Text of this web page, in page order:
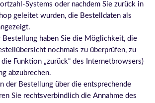
Systems oder nachdem Sie zurück in
geleitet wurden, die Bestelldaten als
Bestellung haben Sie die Möglichkeit, die
nochmals zu überprüfen, zu
die Funktion „zurück“ des Internetbrowsers)
abzubrechen.
der Bestellung über die entsprechende
Sie rechtsverbindlich die Annahme des